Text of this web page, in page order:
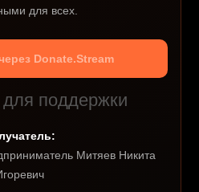
для всех.
Donate.Stream
поддержки
Митяев Никита